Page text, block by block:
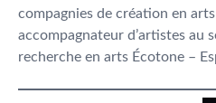
compagnies de création en
accompagnateur d’artistes au
recherche en arts Écotone –